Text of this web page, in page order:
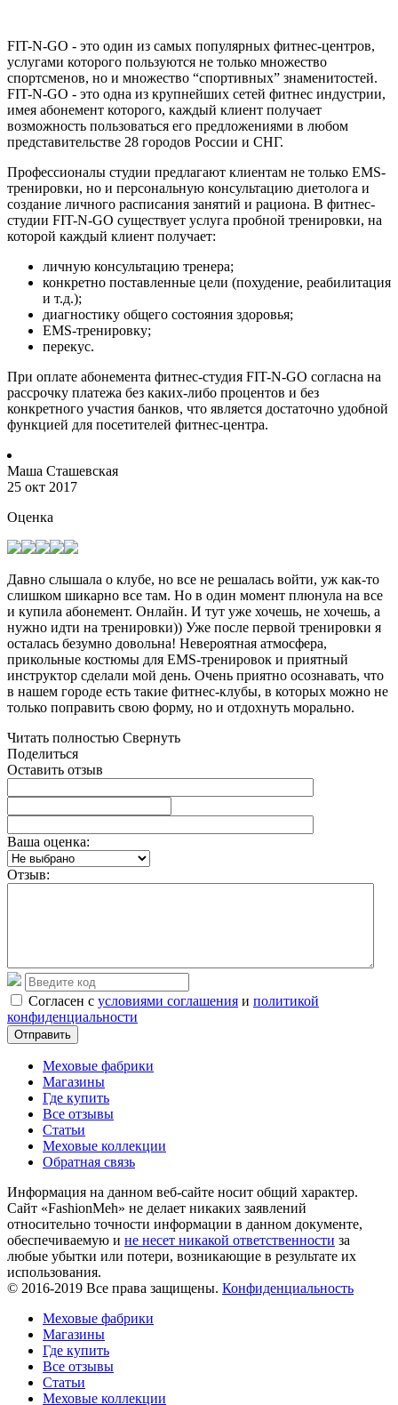
FIT-N-GO - это один из самых популярных фитнес-центров,
услугами которого пользуются не только множество
спортсменов, но и множество “спортивных” знаменитостей.
FIT-N-GO - это одна из крупнейших сетей фитнес индустрии,
имея абонемент которого, каждый клиент получает
возможность пользоваться его предложениями в любом
представительстве 28 городов России и СНГ.
Профессионалы студии предлагают клиентам не только EMS-
тренировки, но и персональную консультацию диетолога и
создание личного расписания занятий и рациона. В фитнес-
студии FIT-N-GO существует услуга пробной тренировки, на
которой каждый клиент получает:
личную консультацию тренера;
конкретно поставленные цели (похудение, реабилитация
и т.д.);
диагностику общего состояния здоровья;
EMS-тренировку;
перекус.
При оплате абонемента фитнес-студия FIT-N-GO согласна на
рассрочку платежа без каких-либо процентов и без
конкретного участия банков, что является достаточно удобной
функцией для посетителей фитнес-центра.
Маша Сташевская
25 окт 2017
Оценка
Давно слышала о клубе, но все не решалась войти, уж как-то
слишком шикарно все там. Но в один момент плюнула на все
и купила абонемент. Онлайн. И тут уже хочешь, не хочешь, а
нужно идти на тренировки)) Уже после первой тренировки я
осталась безумно довольна! Невероятная атмосфера,
прикольные костюмы для EMS-тренировок и приятный
инструктор сделали мой день. Очень приятно осознавать, что
в нашем городе есть такие фитнес-клубы, в которых можно не
только поправить свою форму, но и отдохнуть морально.
Читать полностью Свернуть
Поделиться
Оставить отзыв
Ваша оценка:
Отзыв:
Согласен с условиями соглашения и политикой
конфиденциальности
Отправить
Меховые фабрики
Магазины
Где купить
Все отзывы
Статьи
Меховые коллекции
Обратная связь
Информация на данном веб-сайте носит общий характер.
Сайт «FashionMeh» не делает никаких заявлений
относительно точности информации в данном документе,
обеспечиваемую и не несет никакой ответственности за
любые убытки или потери, возникающие в результате их
использования.
© 2016-2019 Все права защищены. Конфиденциальность
Меховые фабрики
Магазины
Где купить
Все отзывы
Статьи
Меховые коллекции